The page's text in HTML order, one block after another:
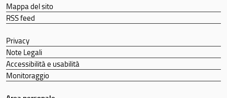
Mappa del sito
RSS feed
Privacy
Note Legali
Accessibilità e usabilità
Monitoraggio